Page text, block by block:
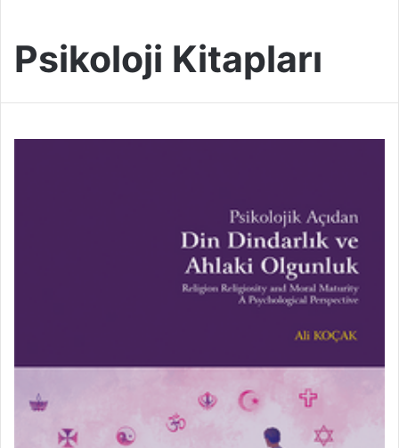
Psikoloji Kitapları